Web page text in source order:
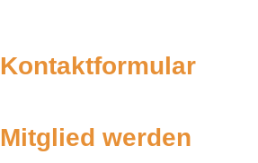
Kontaktformular
Mitglied werden